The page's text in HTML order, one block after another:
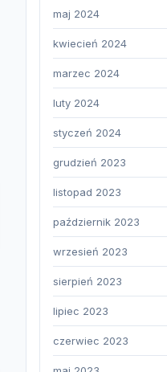
maj 2024
kwiecień 2024
marzec 2024
luty 2024
styczeń 2024
grudzień 2023
listopad 2023
październik 2023
wrzesień 2023
sierpień 2023
lipiec 2023
czerwiec 2023